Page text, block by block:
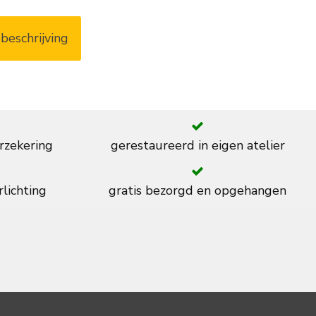
gerestaureerd in eigen atelier
gratis bezorgd en opgehangen